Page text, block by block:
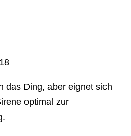
das Ding, aber eignet sich
optimal zur